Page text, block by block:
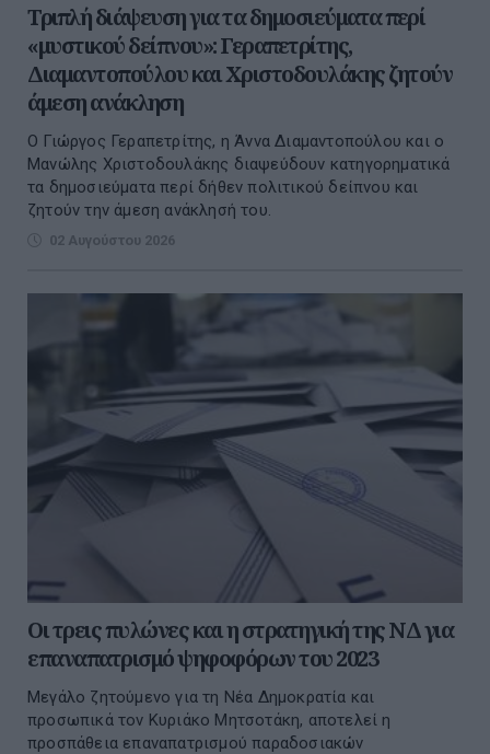
Τριπλή διάψευση για τα δημοσιεύματα περί
«μυστικού δείπνου»: Γεραπετρίτης,
Διαμαντοπούλου και Χριστοδουλάκης ζητούν
άμεση ανάκληση
Ο Γιώργος Γεραπετρίτης, η Άννα Διαμαντοπούλου και ο
Μανώλης Χριστοδουλάκης διαψεύδουν κατηγορηματικά
τα δημοσιεύματα περί δήθεν πολιτικού δείπνου και
ζητούν την άμεση ανάκλησή του.
02 Αυγούστου 2026
Οι τρεις πυλώνες και η στρατηγική της ΝΔ για
επαναπατρισμό ψηφοφόρων του 2023
Μεγάλο ζητούμενο για τη Νέα Δημοκρατία και
προσωπικά τον Κυριάκο Μητσοτάκη, αποτελεί η
προσπάθεια επαναπατρισμού παραδοσιακών